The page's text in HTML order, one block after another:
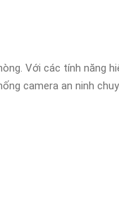
Với các tính năng
camera an ninh